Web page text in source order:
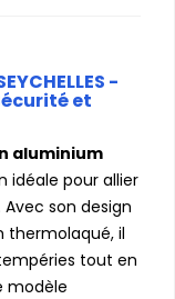
-
et
aluminium
idéale pour allier
son design
thermolaqué, il
tout en
modèle